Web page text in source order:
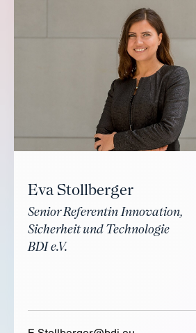
Eva Stollberger
Senior Referentin Innovation,
Sicherheit und Technologie
BDI e.V.